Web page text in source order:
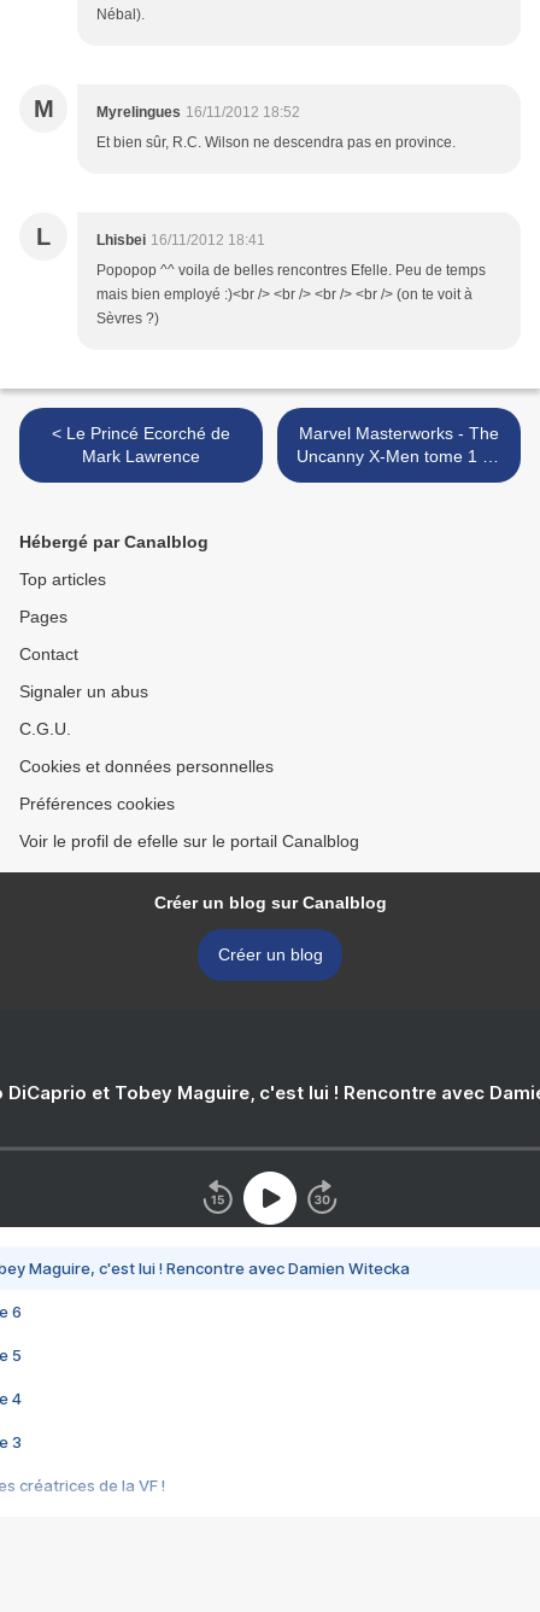
Nébal).
M Myrelingues 16/11/2012 18:52
Et bien sûr, R.C. Wilson ne descendra pas en province.
L Lhisbei 16/11/2012 18:41
Popopop ^^ voila de belles rencontres Efelle. Peu de temps
mais bien employé :)<br /> <br /> <br /> <br /> (on te voit à
Sèvres ?)
< Le Princé Ecorché de
Mark Lawrence
Marvel Masterworks - The
Uncanny X-Men tome 1 de
Chris Claremont, Len Wein
Hébergé par Canalblog
Top articles
Pages
Contact
Signaler un abus
C.G.U.
Cookies et données personnelles
Préférences cookies
Voir le profil de efelle sur le portail Canalblog
Créer un blog sur Canalblog
Créer un blog
DiCaprio et Tobey Maguire, c'est lui ! Rencontre avec
Maguire, c'est lui ! Rencontre avec Damien Witecka
6
5
4
3
créatrices de la VF !